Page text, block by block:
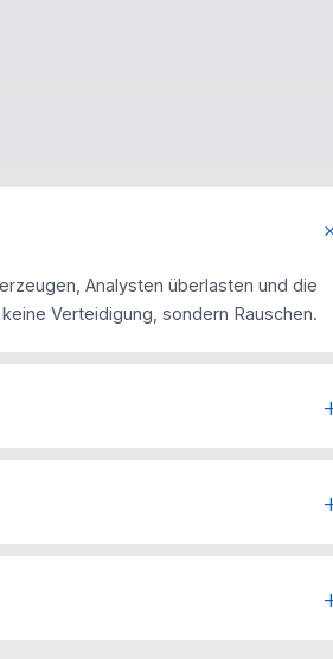
erzeugen, Analysten überlasten und die
Verteidigung, sondern Rauschen.